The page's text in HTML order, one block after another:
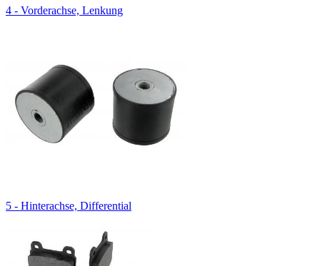
4 - Vorderachse, Lenkung
5 - Hinterachse, Differential